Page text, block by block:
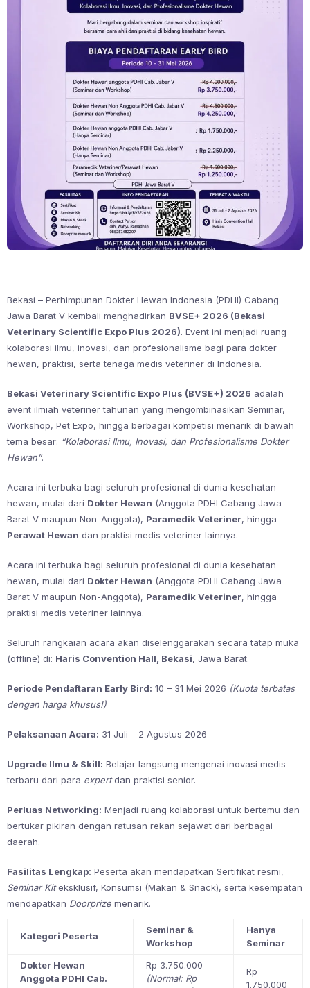
Bekasi – Perhimpunan Dokter Hewan Indonesia (PDHI) Cabang
Jawa Barat V kembali menghadirkan BVSE+ 2026 (Bekasi
Veterinary Scientific Expo Plus 2026). Event ini menjadi ruang
kolaborasi ilmu, inovasi, dan profesionalisme bagi para dokter
hewan, praktisi, serta tenaga medis veteriner di Indonesia.
Bekasi Veterinary Scientific Expo Plus (BVSE+) 2026 adalah
event ilmiah veteriner tahunan yang mengombinasikan Seminar,
Workshop, Pet Expo, hingga berbagai kompetisi menarik di bawah
tema besar: “Kolaborasi Ilmu, Inovasi, dan Profesionalisme Dokter
Hewan”.
Acara ini terbuka bagi seluruh profesional di dunia kesehatan
hewan, mulai dari Dokter Hewan (Anggota PDHI Cabang Jawa
Barat V maupun Non-Anggota), Paramedik Veteriner, hingga
Perawat Hewan dan praktisi medis veteriner lainnya.
Acara ini terbuka bagi seluruh profesional di dunia kesehatan
hewan, mulai dari Dokter Hewan (Anggota PDHI Cabang Jawa
Barat V maupun Non-Anggota), Paramedik Veteriner, hingga
praktisi medis veteriner lainnya.
Seluruh rangkaian acara akan diselenggarakan secara tatap muka
(offline) di: Haris Convention Hall, Bekasi, Jawa Barat.
Periode Pendaftaran Early Bird: 10 – 31 Mei 2026 (Kuota terbatas
dengan harga khusus!)
Pelaksanaan Acara: 31 Juli – 2 Agustus 2026
Upgrade Ilmu & Skill: Belajar langsung mengenai inovasi medis
terbaru dari para expertdan praktisi senior.
Perluas Networking: Menjadi ruang kolaborasi untuk bertemu dan
bertukar pikiran dengan ratusan rekan sejawat dari berbagai
daerah.
Fasilitas Lengkap: Peserta akan mendapatkan Sertifikat resmi,
Seminar Kiteksklusif, Konsumsi (Makan & Snack), serta kesempatan
mendapatkan Doorprize menarik.
Kategori Peserta
Seminar &
Workshop
Hanya
Seminar
Dokter Hewan
Anggota PDHI Cab.
Rp 3.750.000
(Normal: Rp
Rp
1.750.000